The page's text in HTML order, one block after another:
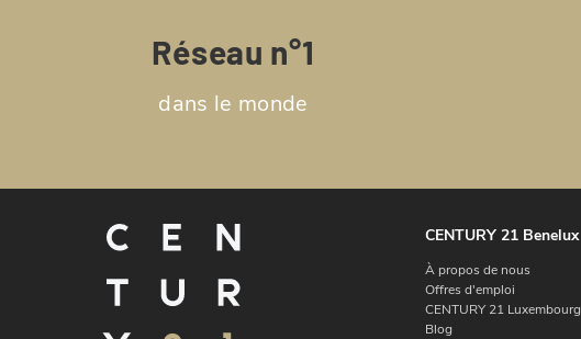
Réseau n°1
dans le monde
CENTURY 21 Benelux
À propos de nous
Offres d'emploi
CENTURY 21 Luxembourg
Blog